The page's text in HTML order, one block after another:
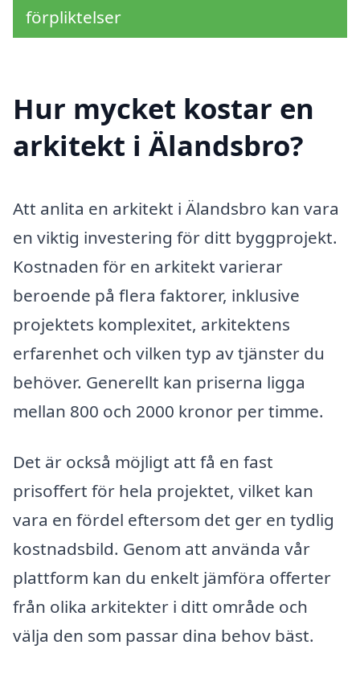
förpliktelser
Hur mycket kostar en
arkitekt i Älandsbro?
Att anlita en arkitekt i Älandsbro kan vara
en viktig investering för ditt byggprojekt.
Kostnaden för en arkitekt varierar
beroende på flera faktorer, inklusive
projektets komplexitet, arkitektens
erfarenhet och vilken typ av tjänster du
behöver. Generellt kan priserna ligga
mellan 800 och 2000 kronor per timme.
Det är också möjligt att få en fast
prisoffert för hela projektet, vilket kan
vara en fördel eftersom det ger en tydlig
kostnadsbild. Genom att använda vår
plattform kan du enkelt jämföra offerter
från olika arkitekter i ditt område och
välja den som passar dina behov bäst.